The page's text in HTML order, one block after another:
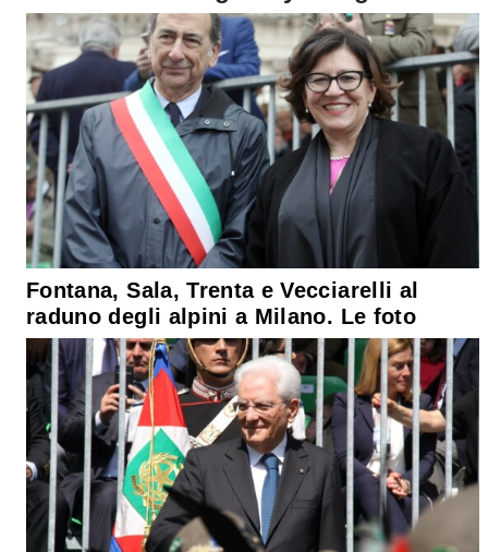
Fontana, Sala, Trenta e Vecciarelli al
raduno degli alpini a Milano. Le foto